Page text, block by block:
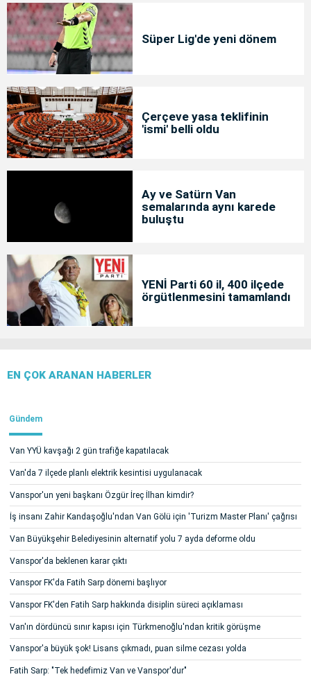
Süper Lig'de yeni dönem
Çerçeve yasa teklifinin
'ismi' belli oldu
Ay ve Satürn Van
semalarında aynı karede
buluştu
YENİ Parti 60 il, 400 ilçede
örgütlenmesini tamamlandı
EN ÇOK ARANAN HABERLER
Gündem
Van YYÜ kavşağı 2 gün trafiğe kapatılacak
Van'da 7 ilçede planlı elektrik kesintisi uygulanacak
Vanspor'un yeni başkanı Özgür İreç İlhan kimdir?
İş insanı Zahir Kandaşoğlu'ndan Van Gölü için 'Turizm Master Planı' çağrısı
Van Büyükşehir Belediyesinin alternatif yolu 7 ayda deforme oldu
Vanspor'da beklenen karar çıktı
Vanspor FK'da Fatih Sarp dönemi başlıyor
Vanspor FK'den Fatih Sarp hakkında disiplin süreci açıklaması
Van'ın dördüncü sınır kapısı için Türkmenoğlu'ndan kritik görüşme
Vanspor'a büyük şok! Lisans çıkmadı, puan silme cezası yolda
Fatih Sarp: "Tek hedefimiz Van ve Vanspor'dur"